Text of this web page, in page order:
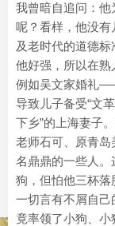
我曾暗自追问：
呢？看样，他没有
及老时代的道德标
他好强，所以在熟
例如吴文家婚礼
导致儿子备受“文
下乡”的上海妻子
老师石可、原青
名鼎鼎的一些人。
狗，但怕他三杯落
一切言有不屑自
竟率领了小狗、